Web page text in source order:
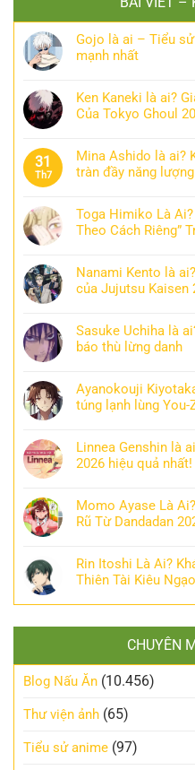
Gojo là ai – Tiểu
mạnh nhất
Ken Kaneki là ai?
Của Tokyo Ghoul
31
Th7
Mina Ashido là ai?
tràn đầy năng lượng
Toga Himiko Là
Theo Cách Riêng”
Nanami Kento là
của Jujutsu Kaisen
Sasuke Uchiha là
báo thù lừng danh
Ayanokouji
túng lạnh lùng You-
Linnea Genshin là
2026 hiệu quả nhất!
Momo Ayase Là
Rũ Từ Dandadan
Rin Itoshi Là Ai?
Thiên Tài Kiêu
CHUYÊN
Blog Nấu Ăn (10.456)
Thư viện ảnh (65)
Tiểu sử anime (97)